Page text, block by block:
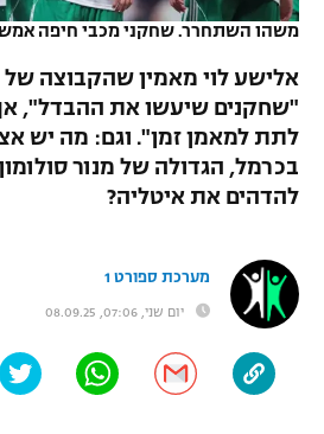
תוצאות
לוח שידורים
ברחבה
"מעל הליגה" – פודקאסט
"מחצית בשכונה" – פודקאסט
הפועל חיפה
הפועל באר שבע
בני יהודה
ליגה הולנדית
ליגה טורקית
ליגה סינית
ליגה ברזילאית
דני אבדיה
שחייה
ג'ודו
אגרוף
ספורט אולימפי
היאבקות WWE
אופניים
משהו השתחרר. שחקני מכבי חיפה
אלישע לוי מאמין שהקבוצה של
"שחקנים שיעשו את ההבדל",
לתת למאמן זמן". וגם: מה יש
בכרמל, הגדולה של מנור
להדהים את איטליה?
מערכת ספורט 1
יום שני, 07:06, 08.09.25